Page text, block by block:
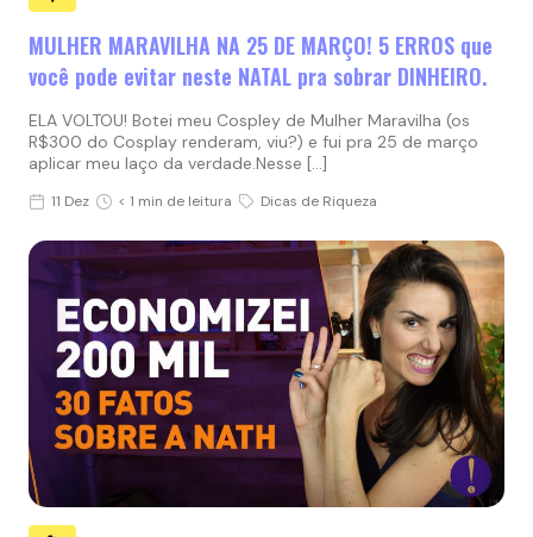
MULHER MARAVILHA NA 25 DE MARÇO! 5 ERROS que
você pode evitar neste NATAL pra sobrar DINHEIRO.
ELA VOLTOU! Botei meu Cospley de Mulher Maravilha (os
R$300 do Cosplay renderam, viu?) e fui pra 25 de março
aplicar meu laço da verdade.Nesse […]
11 Dez < 1 min de leitura Dicas de Riqueza